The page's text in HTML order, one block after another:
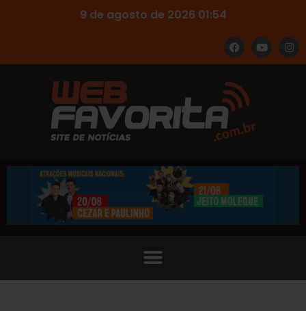
9 de agosto de 2026 01:54